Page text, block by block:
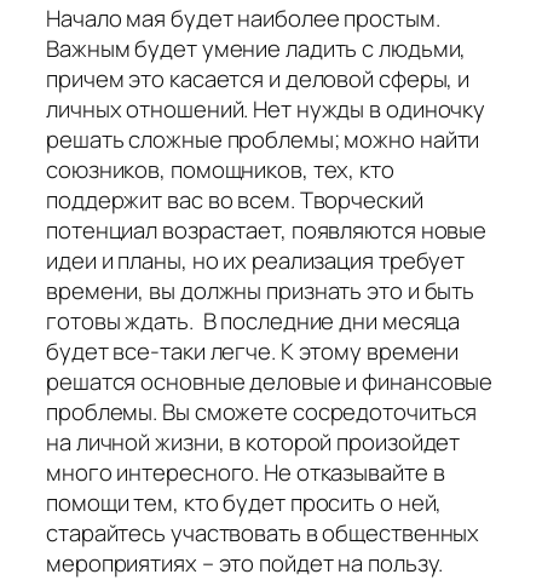
Начало мая будет наиболее простым.
Важным будет умение ладить с людьми,
причем это касается и деловой сферы, и
личных отношений. Нет нужды в одиночку
решать сложные проблемы; можно найти
союзников, помощников, тех, кто
поддержит вас во всем. Творческий
потенциал возрастает, появляются новые
идеи и планы, но их реализация требует
времени, вы должны признать это и быть
готовы ждать. В последние дни месяца
будет все-таки легче. К этому времени
решатся основные деловые и финансовые
проблемы. Вы сможете сосредоточиться
на личной жизни, в которой произойдет
много интересного. Не отказывайте в
помощи тем, кто будет просить о ней,
старайтесь участвовать в общественных
мероприятиях – это пойдет на пользу.